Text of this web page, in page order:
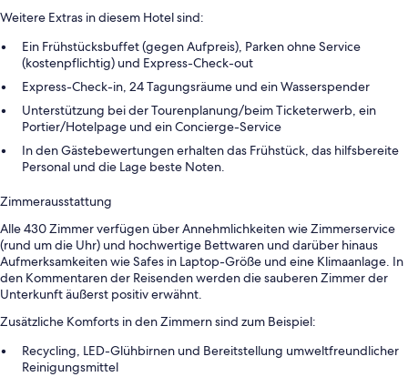
Weitere Extras in diesem Hotel sind:
Ein Frühstücksbuffet (gegen Aufpreis), Parken ohne Service
(kostenpflichtig) und Express-Check-out
Express-Check-in, 24 Tagungsräume und ein Wasserspender
Unterstützung bei der Tourenplanung/beim Ticketerwerb, ein
Portier/Hotelpage und ein Concierge-Service
In den Gästebewertungen erhalten das Frühstück, das hilfsbereite
Personal und die Lage beste Noten.
Zimmerausstattung
Alle 430 Zimmer verfügen über Annehmlichkeiten wie Zimmerservice
(rund um die Uhr) und hochwertige Bettwaren und darüber hinaus
Aufmerksamkeiten wie Safes in Laptop-Größe und eine Klimaanlage. In
den Kommentaren der Reisenden werden die sauberen Zimmer der
Unterkunft äußerst positiv erwähnt.
Zusätzliche Komforts in den Zimmern sind zum Beispiel:
Recycling, LED-Glühbirnen und Bereitstellung umweltfreundlicher
Reinigungsmittel